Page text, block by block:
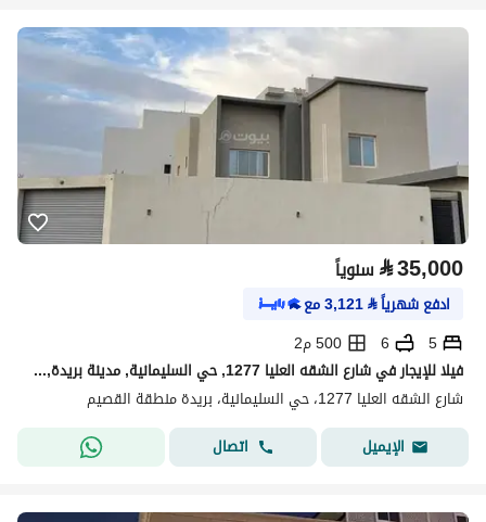
⃁35,000 سنوياً
ادفع شهرياً⃁
3,121مع
5
6
500 م2
فيلا للإيجار في شارع الشقه العليا 1277, حي السليمانية, مدينة بريدة, منطقة القصيم
شارع الشقه العليا 1277، حي السليمانية، بريدة منطقة القصيم
الإيميل
اتصال